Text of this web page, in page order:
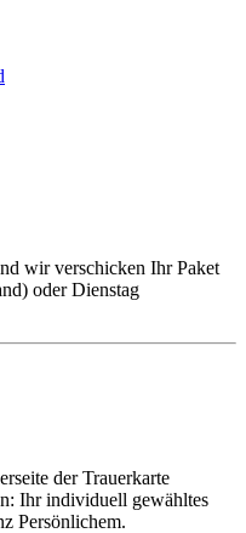
wir verschicken Ihr Paket
oder Dienstag
der Trauerkarte
Ihr individuell gewähltes
Persönlichem.